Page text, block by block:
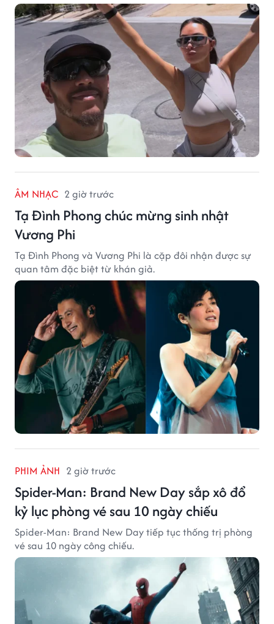
ÂM NHẠC 2 giờ trước
Tạ Đình Phong chúc mừng sinh nhật
Vương Phi
Tạ Đình Phong và Vương Phi là cặp đôi nhận được sự
quan tâm đặc biệt từ khán giả.
PHIM ẢNH 2 giờ trước
Spider-Man: Brand New Day sắp xô đổ
kỷ lục phòng vé sau 10 ngày chiếu
Spider-Man: Brand New Day tiếp tục thống trị phòng
vé sau 10 ngày công chiếu.